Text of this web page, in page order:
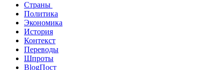
Страны
Политика
Экономика
История
Контекст
Переводы
Шпроты
BlogПост